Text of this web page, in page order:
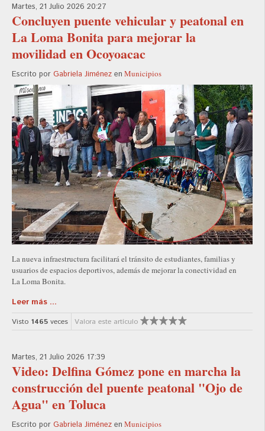
Martes, 21 Julio 2026 20:27
Concluyen puente vehicular y peatonal en
La Loma Bonita para mejorar la
movilidad en Ocoyoacac
Escrito por Gabriela Jiménez en Municipios
La nueva infraestructura facilitará el tránsito de estudiantes, familias y
usuarios de espacios deportivos, además de mejorar la conectividad en
La Loma Bonita.
Leer más ...
Visto 1465 veces Valora este artículo
Martes, 21 Julio 2026 17:39
Video: Delfina Gómez pone en marcha la
construcción del puente peatonal "Ojo de
Agua" en Toluca
Escrito por Gabriela Jiménez en Municipios